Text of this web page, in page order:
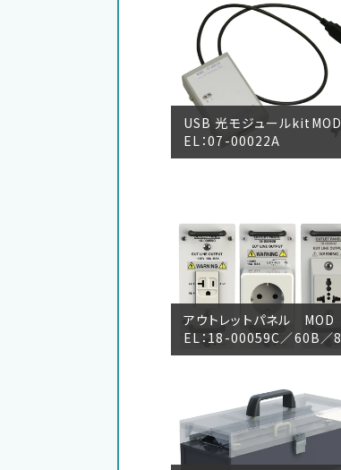
USB 光モジュールkitMOD
EL：07-00022A
アウトレットパネル MOD
EL：18-00059C／60B／8
4A